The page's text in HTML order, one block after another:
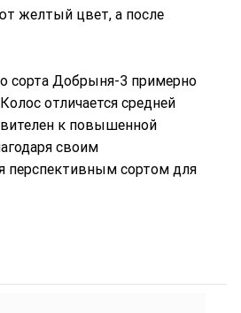
желтый цвет, а после
сорта Добрыня-3 примерно
отличается средней
к повышенной
своим
перспективным сортом для